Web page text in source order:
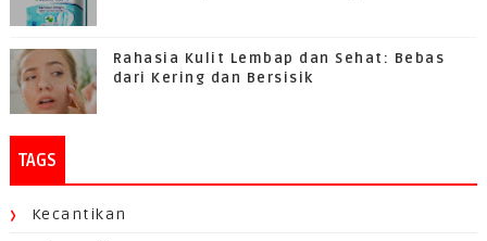
Rahasia Kulit Lembap dan Sehat: Bebas
dari Kering dan Bersisik
TAGS
Kecantikan